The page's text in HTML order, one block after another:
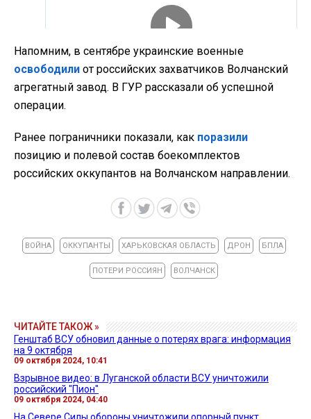
Напомним, в сентябре украинские военные
освободилиот российских захватчиков Волчанский
агрегатный завод. В ГУР рассказали об успешной
операции.
Ранее пограничники показали, как